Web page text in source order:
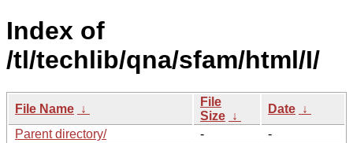
Index of
/tl/techlib/qna/sfam/html/I/
File Name ↓
File
Size ↓
Date ↓
Parent directory/
-
-